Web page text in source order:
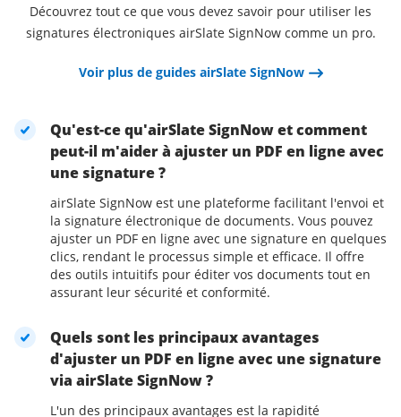
Découvrez tout ce que vous devez savoir pour utiliser les
signatures électroniques airSlate SignNow comme un pro.
Voir plus de guides airSlate SignNow
Qu'est-ce qu'airSlate SignNow et comment
peut-il m'aider à ajuster un PDF en ligne avec
une signature ?
airSlate SignNow est une plateforme facilitant l'envoi et
la signature électronique de documents. Vous pouvez
ajuster un PDF en ligne avec une signature en quelques
clics, rendant le processus simple et efficace. Il offre
des outils intuitifs pour éditer vos documents tout en
assurant leur sécurité et conformité.
Quels sont les principaux avantages
d'ajuster un PDF en ligne avec une signature
via airSlate SignNow ?
L'un des principaux avantages est la rapidité